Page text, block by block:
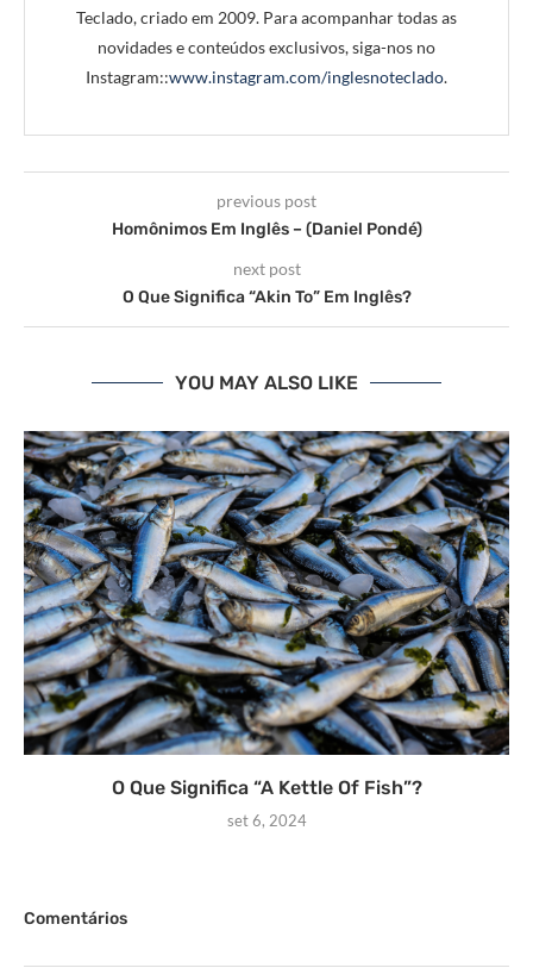
Teclado, criado em 2009. Para acompanhar todas as
novidades e conteúdos exclusivos, siga-nos no
Instagram::www.instagram.com/inglesnoteclado.
previous post
Homônimos Em Inglês – (Daniel Pondé)
next post
O Que Significa “Akin To” Em Inglês?
YOU MAY ALSO LIKE
O Que Significa “A Kettle Of Fish”?
set 6, 2024
Comentários